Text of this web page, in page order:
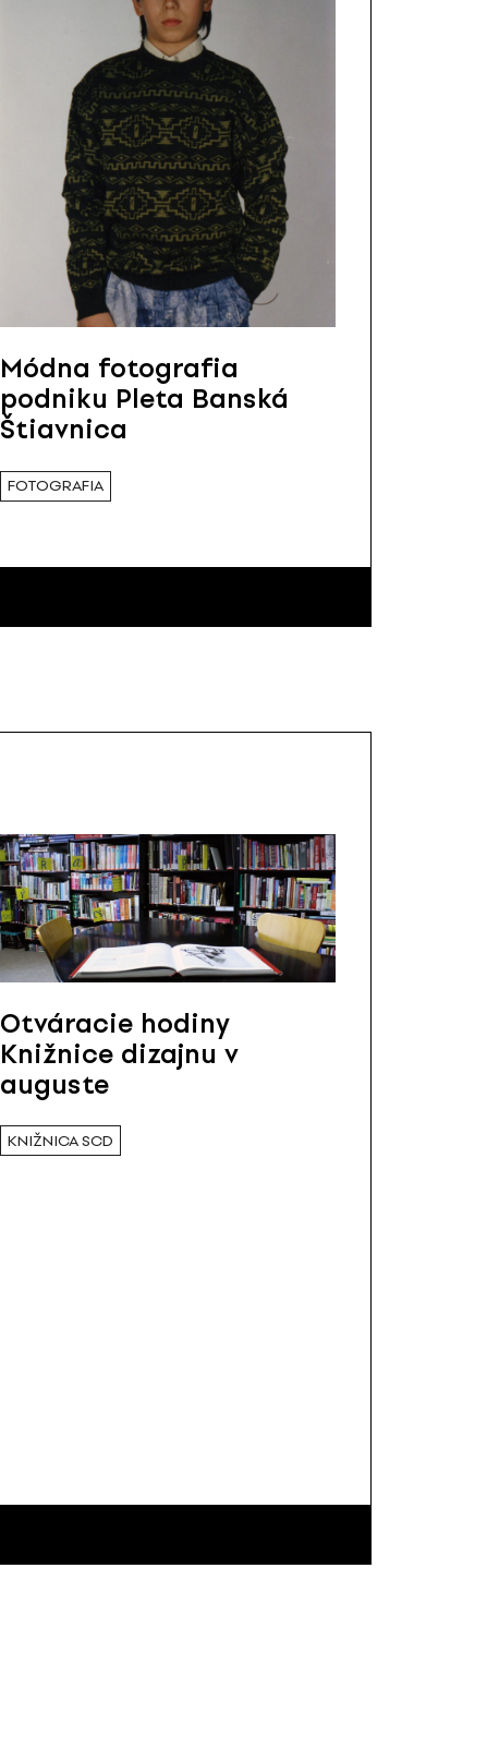
Módna fotografia
podniku Pleta Banská
Štiavnica
FOTOGRAFIA
Otváracie hodiny
Knižnice dizajnu v
auguste
KNIŽNICA SCD